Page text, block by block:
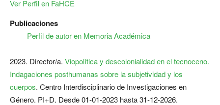
Ver Perfil en FaHCE
Publicaciones
Perfil de autor en Memoria Académica
2023. Director/a. Viopolítica y descolonialidad en el tecnoceno.
Indagaciones posthumanas sobre la subjetividad y los
cuerpos. Centro Interdisciplinario de Investigaciones en
Género. PI+D. Desde 01-01-2023 hasta 31-12-2026.